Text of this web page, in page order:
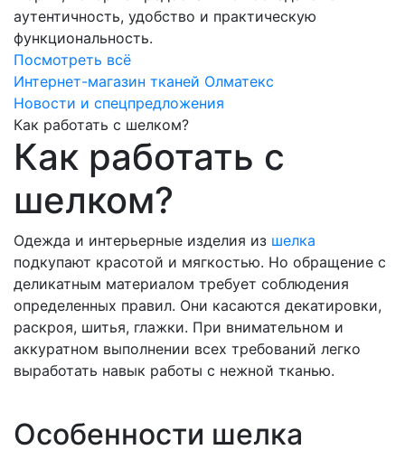
аутентичность, удобство и практическую
функциональность.
Посмотреть всё
Интернет-магазин тканей Олматекс
Новости и спецпредложения
Как работать с шелком?
Как работать с
шелком?
Одежда и интерьерные изделия изшелка
подкупают красотой и мягкостью. Но обращение с
деликатным материалом требует соблюдения
определенных правил. Они касаются декатировки,
раскроя, шитья, глажки. При внимательном и
аккуратном выполнении всех требований легко
выработать навык работы с нежной тканью.
Особенности шелка